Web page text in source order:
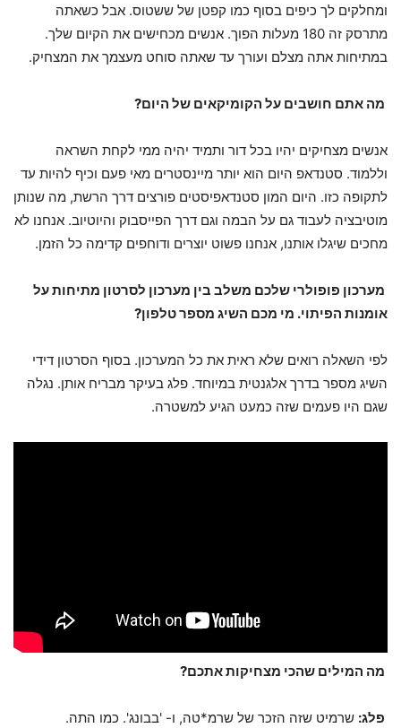
ומחלקים לך כיפים בסוף כמו קפטן של ששטוס. אבל כשאתה
מתרסק זה 180 מעלות הפוך. אנשים מכחישים את הקיום שלך.
במתיחות אתה מצלם ועורך עד שאתה סוחט מעצמך את המצחיק.
מה אתם חושבים על הקומיקאים של היום?
אנשים מצחיקים יהיו בכל דור ותמיד יהיה ממי לקחת השראה
וללמוד. סטנדאפ היום הוא יותר מיינסטרים מאי פעם וכיף להיות עד
לתקופה כזו. היום המון סטנדאפיסטים פורצים דרך הרשת, מה שנותן
מוטיבציה לעבוד גם על הבמה וגם דרך הפייסבוק והיוטיוב. אנחנו לא
מחכים שיגלו אותנו, אנחנו פשוט יוצרים ודוחפים קדימה כל הזמן.
מערכון פופולרי שלכם משלב בין מערכון לסרטון מתיחות על
אומנות הפיתוי. מי מכם השיג מספר טלפון?
לפי השאלה רואים שלא ראית את כל המערכון. בסוף הסרטון דידי
השיג מספר בדרך אלגנטית במיוחד. פלג בעיקר מבריח אותן. נגלה
שגם היו פעמים שזה כמעט הגיע למשטרה.
מה המילים שהכי מצחיקות אתכם?
פלג: שרמיט שזה הזכר של שרמ*טה, ו- 'בבונג'. כמו התה.